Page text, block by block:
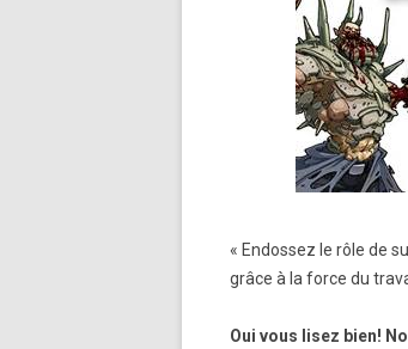
« Endossez le rôle de
grâce à la force du
Oui vous lisez bien!